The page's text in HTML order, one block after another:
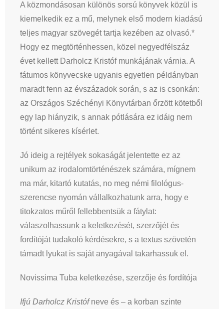
A közmondásosan különös sorsú könyvek közül is
kiemelkedik ez a mű, melynek első modern kiadású
teljes magyar szövegét tartja kezében az olvasó.*
Hogy ez megtörténhessen, közel negyedfélszáz
évet kellett Darholcz Kristóf munkájának várnia. A
fátumos könyvecske ugyanis egyetlen példányban
maradt fenn az évszázadok során, s az is csonkán:
az Országos Széchényi Könyvtárban őrzött kötetből
egy lap hiányzik, s annak pótlására ez idáig nem
történt sikeres kísérlet.
Jó ideig a rejtélyek sokaságát jelentette ez az
unikum az irodalomtörténészek számára, mígnem
ma már, kitartó kutatás, no meg némi filológus-
szerencse nyomán vállalkozhatunk arra, hogy e
titokzatos műről fellebbentsük a fátylat:
válaszolhassunk a keletkezését, szerzőjét és
fordítóját tudakoló kérdésekre, s a textus szövetén
támadt lyukat is saját anyagával takarhassuk el.
Novissima Tuba keletkezése, szerzője és fordítója
Ifjú Darholcz Kristófneve és – a korban szinte